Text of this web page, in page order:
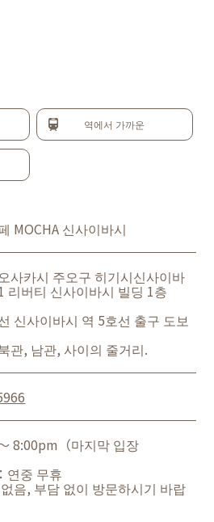
역에서 가까운
MOCHA 신사이바시
사카시 주오구 히기시신사이바
리버티 신사이바시 빌딩 1층
신사이바시 역 5호선 출구 도보
관, 남관, 사이의 줄거리.
8:00pm（마지막 입장
연중 무휴
음, 부담 없이 방문하시기 바랍